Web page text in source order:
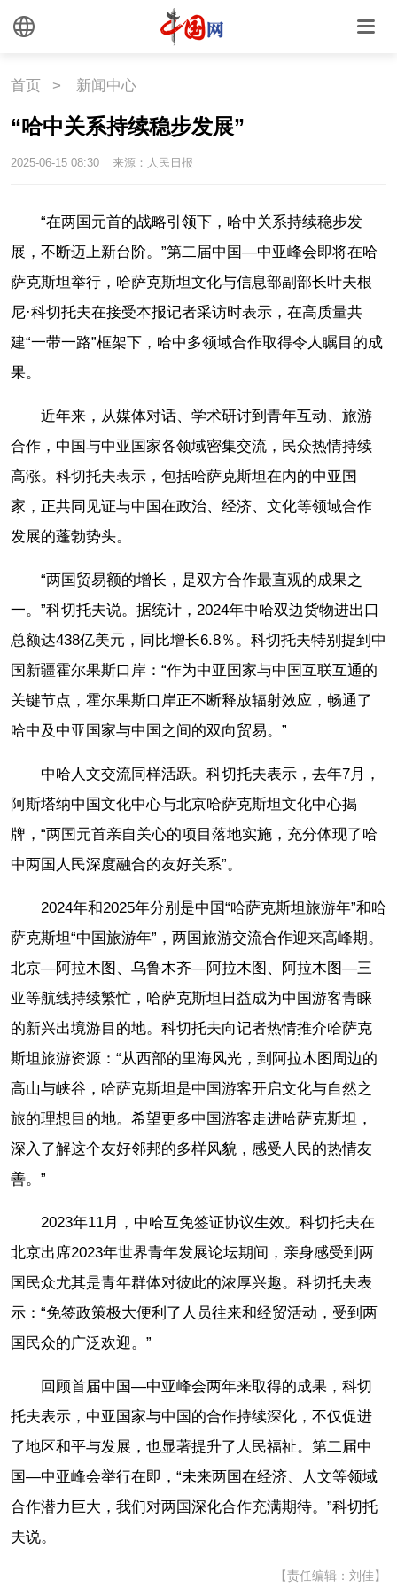
首页 > 新闻中心
“哈中关系持续稳步发展”
2025-06-15 08:30 来源：人民日报
“在两国元首的战略引领下，哈中关系持续稳步发
展，不断迈上新台阶。”第二届中国—中亚峰会即将在哈
萨克斯坦举行，哈萨克斯坦文化与信息部副部长叶夫根
尼·科切托夫在接受本报记者采访时表示，在高质量共
建“一带一路”框架下，哈中多领域合作取得令人瞩目的成
果。
近年来，从媒体对话、学术研讨到青年互动、旅游
合作，中国与中亚国家各领域密集交流，民众热情持续
高涨。科切托夫表示，包括哈萨克斯坦在内的中亚国
家，正共同见证与中国在政治、经济、文化等领域合作
发展的蓬勃势头。
“两国贸易额的增长，是双方合作最直观的成果之
一。”科切托夫说。据统计，2024年中哈双边货物进出口
总额达438亿美元，同比增长6.8％。科切托夫特别提到中
国新疆霍尔果斯口岸：“作为中亚国家与中国互联互通的
关键节点，霍尔果斯口岸正不断释放辐射效应，畅通了
哈中及中亚国家与中国之间的双向贸易。”
中哈人文交流同样活跃。科切托夫表示，去年7月，
阿斯塔纳中国文化中心与北京哈萨克斯坦文化中心揭
牌，“两国元首亲自关心的项目落地实施，充分体现了哈
中两国人民深度融合的友好关系”。
2024年和2025年分别是中国“哈萨克斯坦旅游年”和哈
萨克斯坦“中国旅游年”，两国旅游交流合作迎来高峰期。
北京—阿拉木图、乌鲁木齐—阿拉木图、阿拉木图—三
亚等航线持续繁忙，哈萨克斯坦日益成为中国游客青睐
的新兴出境游目的地。科切托夫向记者热情推介哈萨克
斯坦旅游资源：“从西部的里海风光，到阿拉木图周边的
高山与峡谷，哈萨克斯坦是中国游客开启文化与自然之
旅的理想目的地。希望更多中国游客走进哈萨克斯坦，
深入了解这个友好邻邦的多样风貌，感受人民的热情友
善。”
2023年11月，中哈互免签证协议生效。科切托夫在
北京出席2023年世界青年发展论坛期间，亲身感受到两
国民众尤其是青年群体对彼此的浓厚兴趣。科切托夫表
示：“免签政策极大便利了人员往来和经贸活动，受到两
国民众的广泛欢迎。”
回顾首届中国—中亚峰会两年来取得的成果，科切
托夫表示，中亚国家与中国的合作持续深化，不仅促进
了地区和平与发展，也显著提升了人民福祉。第二届中
国—中亚峰会举行在即，“未来两国在经济、人文等领域
合作潜力巨大，我们对两国深化合作充满期待。”科切托
夫说。
【责任编辑：刘佳】